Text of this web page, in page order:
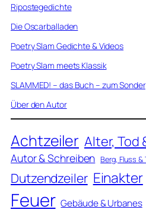
Ripostegedichte
Die Oscarballaden
Poetry Slam Gedichte & Videos
Poetry Slam meets Klassik
SLAMMED! – das Buch – zum
Über den Autor
Achtzeiler Alter, Tod
Autor & Schreiben Berg, Fluss &
Dutzendzeiler Einakter
Feuer Gebäude & Urbanes